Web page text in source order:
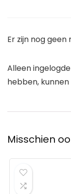
Er zijn nog geen
Alleen
hebben,
Misschien